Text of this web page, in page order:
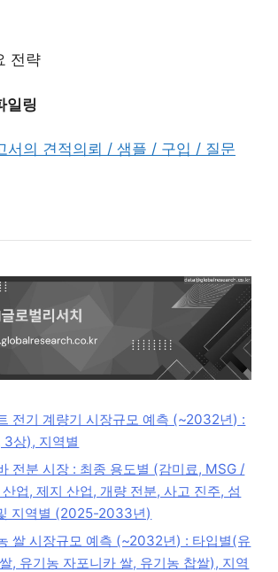
전략
일링
의 견적의뢰 / 샘플 / 구입 / 질문
전기 계량기 시장규모 예측 (~2032년) :
3상), 지역별
전분 시장 : 최종 용도별 (감미료, MSG /
업, 제지 산업, 개량 전분, 사고 진주, 섬
지역별 (2025-2033년)
쌀 시장규모 예측 (~2032년) : 타입별(유
, 유기농 자포니카 쌀, 유기농 찹쌀), 지역